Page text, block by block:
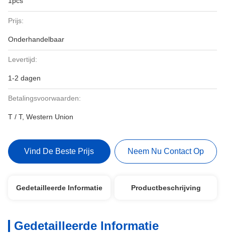
Prijs:
Onderhandelbaar
Levertijd:
1-2 dagen
Betalingsvoorwaarden:
T / T, Western Union
Vind De Beste Prijs Neem Nu Contact Op
Gedetailleerde Informatie Productbeschrijving
Gedetailleerde Informatie